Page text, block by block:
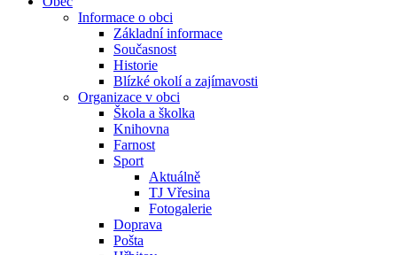
Informace o obci
Základní informace
Současnost
Historie
Blízké okolí a zajímavosti
Organizace v obci
Škola a školka
Knihovna
Farnost
Sport
Aktuálně
TJ Vřesina
Fotogalerie
Doprava
Pošta